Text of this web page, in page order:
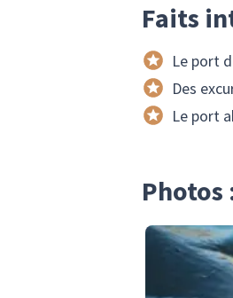
Faits
Le port
Des
Le port
Photos